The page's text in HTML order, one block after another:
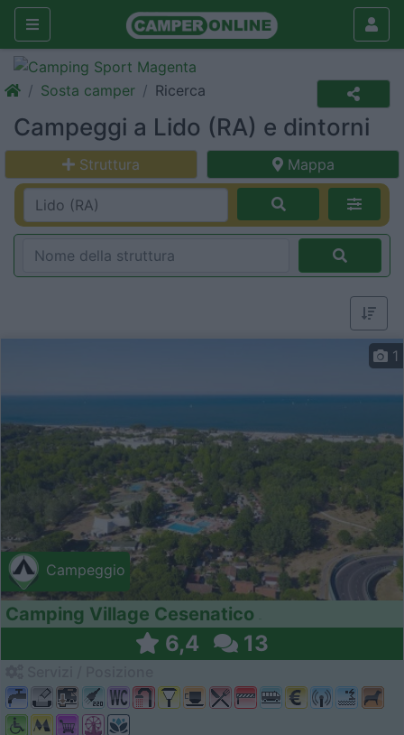
Sosta camper Ricerca
Campeggi a Lido (RA) e dintorni
Struttura Mappa
Campeggio
1
Camping Village Cesenatico
6,4 13